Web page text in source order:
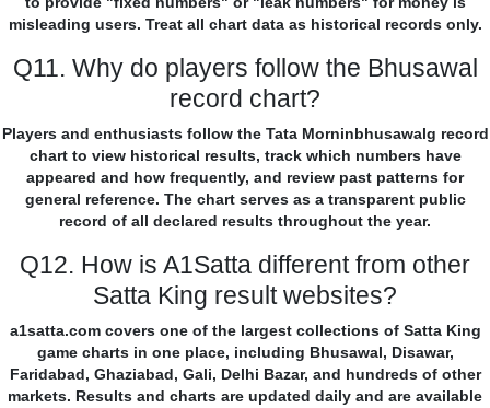
misleading users. Treat all chart data as historical records only.
Q11. Why do players follow the Bhusawal
record chart?
Players and enthusiasts follow the Tata Morninbhusawalg record
chart to view historical results, track which numbers have
appeared and how frequently, and review past patterns for
general reference. The chart serves as a transparent public
record of all declared results throughout the year.
Q12. How is A1Satta different from other
Satta King result websites?
a1satta.com covers one of the largest collections of Satta King
game charts in one place, including Bhusawal, Disawar,
Faridabad, Ghaziabad, Gali, Delhi Bazar, and hundreds of other
markets. Results and charts are updated daily and are available